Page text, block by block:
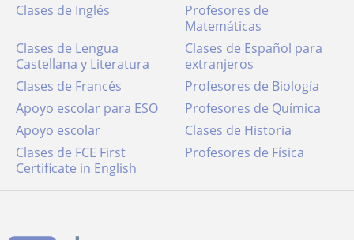
Clases de Inglés
Profesores de
Matemáticas
Clases de Lengua
Castellana y Literatura
Clases de Español para
extranjeros
Clases de Francés
Profesores de Biología
Apoyo escolar para ESO
Profesores de Química
Apoyo escolar
Clases de Historia
Clases de FCE First
Certificate in English
Profesores de Física